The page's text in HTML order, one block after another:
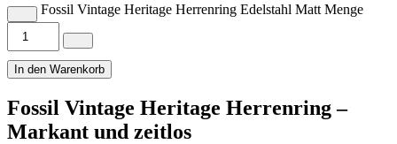
Fossil Vintage Heritage Herrenring Edelstahl Matt Menge
In den Warenkorb
Fossil Vintage Heritage Herrenring –
Markant und zeitlos